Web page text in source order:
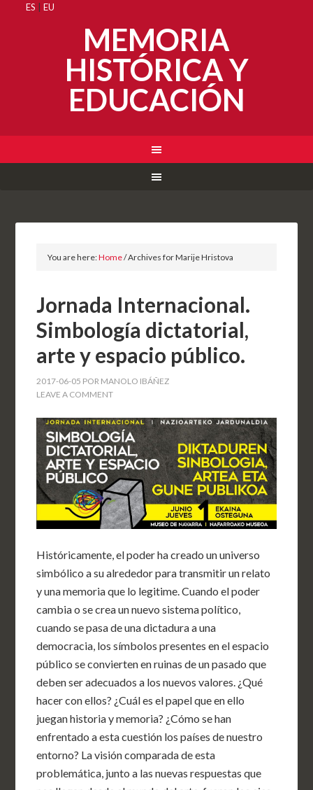
ES EU
MEMORIA
HISTÓRICA Y
EDUCACIÓN
You are here:Home/Archives for Marije Hristova
Jornada Internacional.
Simbología dictatorial,
arte y espacio público.
2017-06-05 POR MANOLO IBÁÑEZ
LEAVE A COMMENT
Históricamente, el poder ha creado un universo
simbólico a su alrededor para transmitir un relato
y una memoria que lo legitime. Cuando el poder
cambia o se crea un nuevo sistema político,
cuando se pasa de una dictadura a una
democracia, los símbolos presentes en el espacio
público se convierten en ruinas de un pasado que
deben ser adecuados a los nuevos valores. ¿Qué
hacer con ellos? ¿Cuál es el papel que en ello
juegan historia y memoria? ¿Cómo se han
enfrentado a esta cuestión los países de nuestro
entorno? La visión comparada de esta
problemática, junto a las nuevas respuestas que